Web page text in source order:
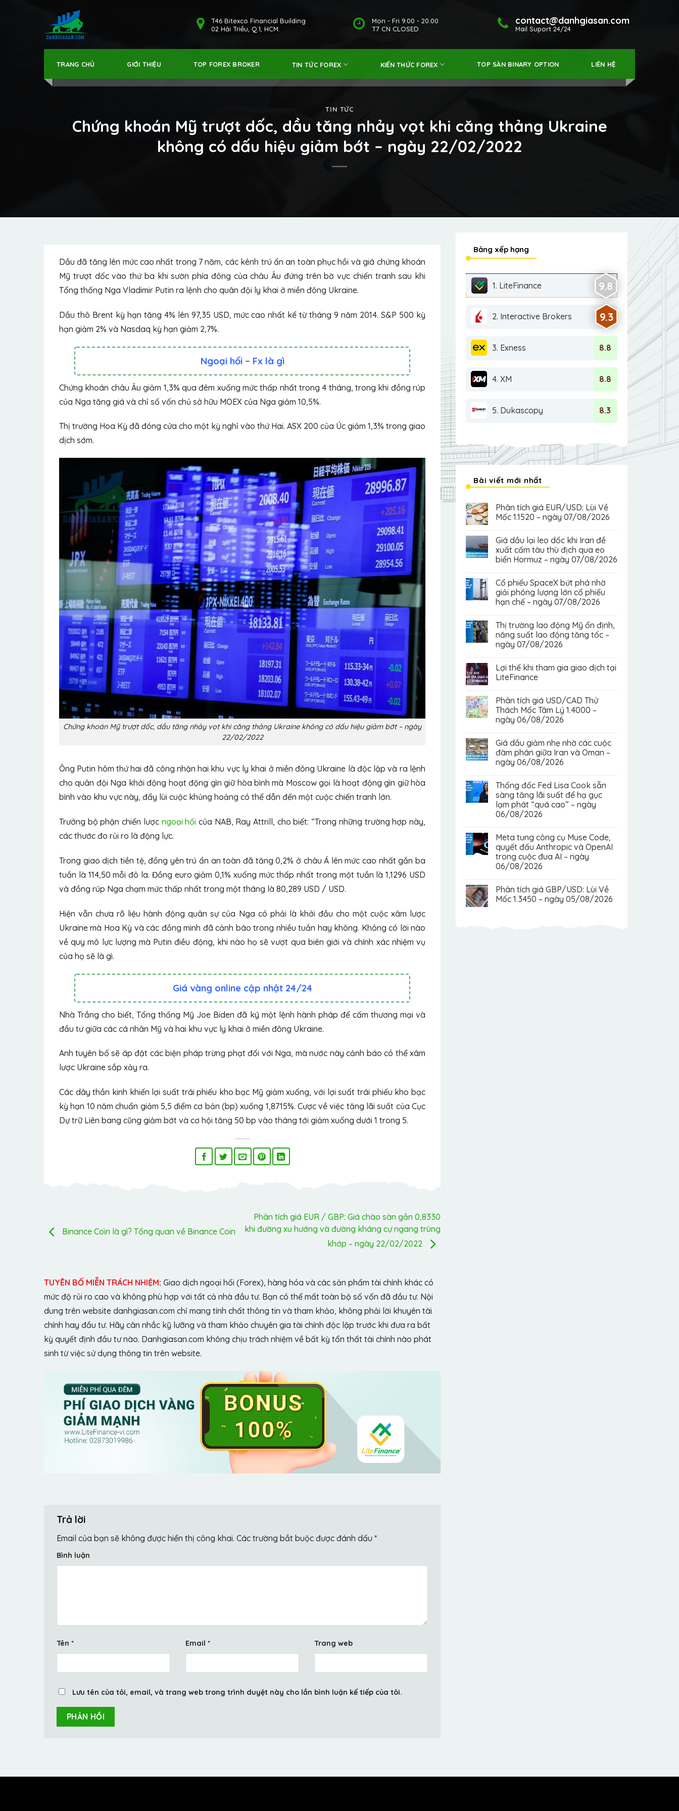
contact@danhgiasan.com
Mail Suport 24/24
Mon - Fri 9.00 - 20.00
T7 CN CLOSED
T46 Bitexco Financial Building
02 Hải Triều, Q.1, HCM.
TRANG CHỦ GIỚI THIỆU TOP FOREX BROKER TIN TỨC FOREX KIẾN THỨC FOREX TOP SÀN BINARY OPTION LIÊN HỆ
TIN TỨC
Chứng khoán Mỹ trượt dốc, dầu tăng nhảy vọt khi căng thảng Ukraine
không có dấu hiệu giảm bớt – ngày 22/02/2022
Dầu đã tăng lên mức cao nhất trong 7 năm, các kênh trú ẩn an toàn phục hồi và giá chứng khoán
Mỹ trượt dốc vào thứ ba khi sườn phía đông của châu Âu đứng trên bờ vực chiến tranh sau khi
Tổng thống Nga Vladimir Putin ra lệnh cho quân đội ly khai ở miền đông Ukraine.
Dầu thô Brentkỳ hạn tăng 4% lên 97,35 USD, mức cao nhất kể từ tháng 9 năm 2014. S&P 500 kỳ
hạn giảm 2% và Nasdaq kỳ hạn giảm 2,7%.
Ngoại hối – Fx là gì
Chứng khoán châu Âu giảm 1,3% qua đêm xuống mức thấp nhất trong 4 tháng, trong khi đồng rúp
của Nga tăng giá và chỉ số vốn chủ sở hữu MOEX của Nga giảm 10,5%.
Thị trường Hoa Kỳ đã đóng cửa cho một kỳ nghỉ vào thứ Hai. ASX 200 của Úc giảm 1,3% trong giao
dịch sớm.
Chứng khoán Mỹ trượt dốc, dầu tăng nhảy vọt khi căng thảng Ukraine không có dấu hiệu giảm bớt – ngày
22/02/2022
Ông Putin hôm thứ hai đã công nhận hai khu vực ly khai ở miền đông Ukraine là độc lập và ra lệnh
cho quân đội Nga khởi động hoạt động gìn giữ hòa bình mà Moscow gọi là hoạt động gìn giữ hòa
bình vào khu vực này, đẩy lùi cuộc khủng hoảng có thể dẫn đến một cuộc chiến tranh lớn.
Trưởng bộ phận chiến lược ngoại hối của NAB, Ray Attrill, cho biết: “Trong những trường hợp này,
các thước đo rủi ro là động lực.
Trong giao dịch tiền tệ, đồng yên trú ẩn an toàn đã tăng 0,2% ở châu Á lên mức cao nhất gần ba
tuần là 114,50 mỗi đô la. Đồng euro giảm 0,1% xuống mức thấp nhất trong một tuần là 1,1296 USD
và đồng rúp Nga chạm mức thấp nhất trong một tháng là 80,289 USD / USD.
Hiện vẫn chưa rõ liệu hành động quân sự của Nga có phải là khởi đầu cho một cuộc xâm lược
Ukraine mà Hoa Kỳ và các đồng minh đã cảnh báo trong nhiều tuần hay không. Không có lời nào
về quy mô lực lượng mà Putin điều động, khi nào họ sẽ vượt qua biên giới và chính xác nhiệm vụ
của họ sẽ là gì.
Giá vàng online cập nhật 24/24
Nhà Trắng cho biết, Tổng thống Mỹ Joe Biden đã ký một lệnh hành pháp để cấm thương mại và
đầu tư giữa các cá nhân Mỹ và hai khu vực ly khai ở miền đông Ukraine.
Anh tuyên bố sẽ áp đặt các biện pháp trừng phạt đối với Nga, mà nước này cảnh báo có thể xâm
lược Ukraine sắp xảy ra.
Các dây thần kinh khiến lợi suất trái phiếu kho bạc Mỹ giảm xuống, với lợi suất trái phiếu kho bạc
kỳ hạn 10 năm chuẩn giảm 5,5 điểm cơ bản (bp) xuống 1,8715%. Cược về việc tăng lãi suất của Cục
Dự trữ Liên bang cũng giảm bớt và cơ hội tăng 50 bp vào tháng tới giảm xuống dưới 1 trong 5.
Binance Coin là gì? Tổng quan về Binance Coin
Phân tích giá EUR / GBP: Giá chào sàn gần 0,8330
khi đường xu hướng và đường kháng cự ngang trùng
khớp – ngày 22/02/2022
TUYÊN BỐ MIỄN TRÁCH NHIỆM: Giao dịch ngoại hối (Forex), hàng hóa và các sản phẩm tài chính khác có
mức độ rủi ro cao và không phù hợp với tất cả nhà đầu tư. Bạn có thể mất toàn bộ số vốn đã đầu tư. Nội
dung trên website danhgiasan.com chỉ mang tính chất thông tin và tham khảo, không phải lời khuyên tài
chính hay đầu tư. Hãy cân nhắc kỹ lưỡng và tham khảo chuyên gia tài chính độc lập trước khi đưa ra bất
kỳ quyết định đầu tư nào. Danhgiasan.com không chịu trách nhiệm về bất kỳ tổn thất tài chính nào phát
sinh từ việc sử dụng thông tin trên website.
Trả lời
Email của bạn sẽ không được hiển thị công khai. Các trường bắt buộc được đánh dấu *
Bình luận
Tên * Email * Trang web
Lưu tên của tôi, email, và trang web trong trình duyệt này cho lần bình luận kế tiếp của tôi.
Bảng xếp hạng
1. LiteFinance 9.8
2. Interactive Brokers 9.3
3. Exness 8.8
4. XM 8.8
5. Dukascopy 8.3
Bài viết mới nhất
Phân tích giá EUR/USD: Lùi Về
Mốc 1.1520 – ngày 07/08/2026
Giá dầu lại leo dốc khi Iran đề
xuất cấm tàu thù địch qua eo
biển Hormuz – ngày 07/08/2026
Cổ phiếu SpaceX bứt phá nhờ
giải phóng lượng lớn cổ phiếu
hạn chế – ngày 07/08/2026
Thị trường lao động Mỹ ổn định,
năng suất lao động tăng tốc –
ngày 07/08/2026
Lợi thế khi tham gia giao dịch tại
LiteFinance
Phân tích giá USD/CAD Thử
Thách Mốc Tâm Lý 1.4000 –
ngày 06/08/2026
Giá dầu giảm nhẹ nhờ các cuộc
đàm phán giữa Iran và Oman –
ngày 06/08/2026
Thống đốc Fed Lisa Cook sẵn
sàng tăng lãi suất để hạ gục
lạm phát “quá cao” – ngày
06/08/2026
Meta tung công cụ Muse Code,
quyết đấu Anthropic và OpenAI
trong cuộc đua AI – ngày
06/08/2026
Phân tích giá GBP/USD: Lùi Về
Mốc 1.3450 – ngày 05/08/2026